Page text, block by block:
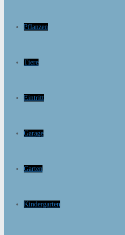
Pflanzen
Tiere
Eintritt
Garage
Garten
Kindergarten